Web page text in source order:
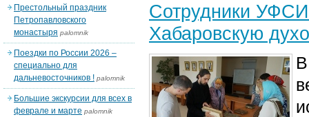
Сотрудники
Хабаровскую
Престольный праздник
Петропавловского
монастыря palomnik
Поездки по России 2026 –
специально для
дальневосточников ! palomnik
Большие экскурсии для всех в
феврале и марте palomnik